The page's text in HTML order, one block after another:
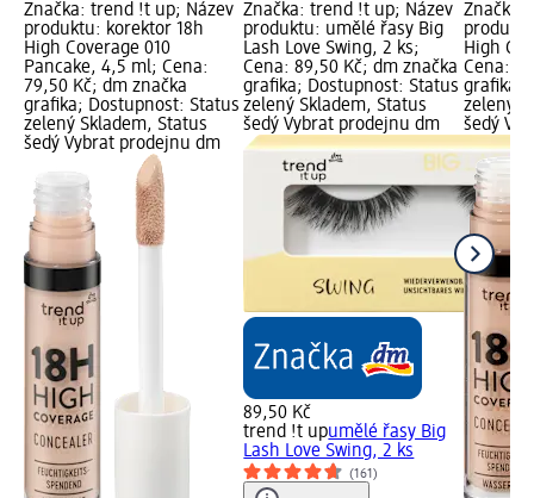
Značka: trend !t up; Název
produktu: korektor 18h
High Coverage 010
Pancake, 4,5 ml; Cena:
79,50 Kč; dm značka
grafika; Dostupnost: Status
zelený Skladem, Status
šedý Vybrat prodejnu dm
Značka: trend !t up; Název
produktu: umělé řasy Big
Lash Love Swing, 2 ks;
Cena: 89,50 Kč; dm značka
grafika; Dostupnost: Status
zelený Skladem, Status
šedý Vybrat prodejnu dm
89,50 Kč
trend !t upumělé řasy Big
Lash Love Swing, 2 ks
(161)
Značka:
High
Cena:
grafika;
zelený
šedý